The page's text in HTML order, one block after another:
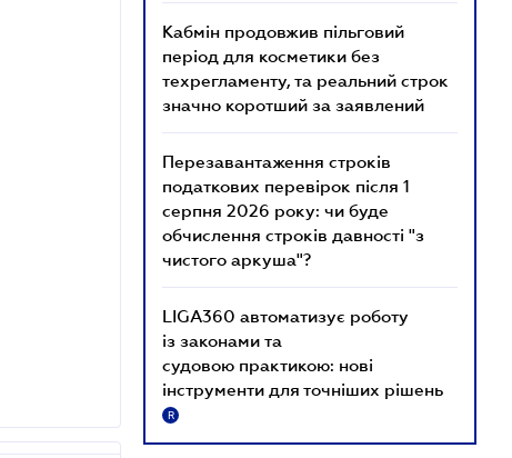
Кабмін продовжив пільговий
період для косметики без
техрегламенту, та реальний строк
значно коротший за заявлений
Перезавантаження строків
податкових перевірок після 1
серпня 2026 року: чи буде
обчислення строків давності "з
чистого аркуша"?
LIGA360 автоматизує роботу
із законами та
судовою практикою: нові
інструменти для точніших рішень
R